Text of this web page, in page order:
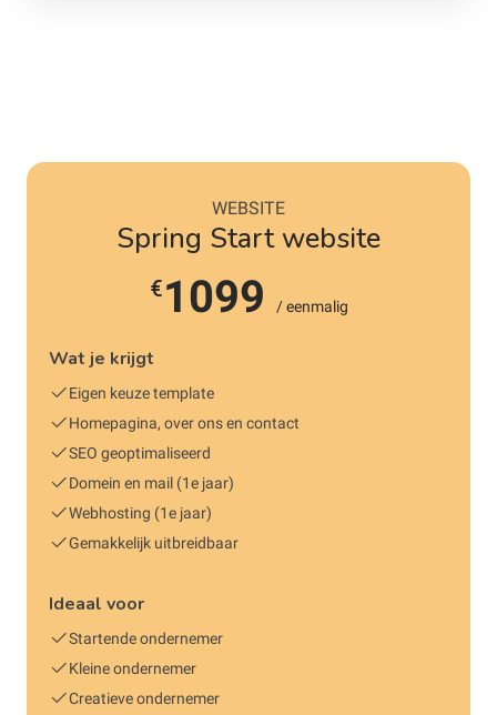
WEBSITE
Spring Start website
€1099 / eenmalig
Wat je krijgt
Eigen keuze template
Homepagina, over ons en contact
SEO geoptimaliseerd
Domein en mail (1e jaar)
Webhosting (1e jaar)
Gemakkelijk uitbreidbaar
Ideaal voor
Startende ondernemer
Kleine ondernemer
Creatieve ondernemer